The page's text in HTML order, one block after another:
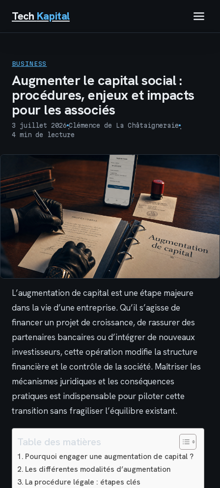
Tech Kapital
BUSINESS
MARKETING
BUSINESS
Augmenter le capital social :
procédures, enjeux et impacts
pour les associés
3 juillet 2026
·
Clémence de La Châtaigneraie
·
4 min de lecture
L’augmentation de capital est une étape majeure
dans la vie d’une entreprise. Qu’il s’agisse de
financer un projet de croissance, de rassurer des
partenaires bancaires ou d’intégrer de nouveaux
investisseurs, cette opération modifie la structure
financière et le contrôle de la société. Maîtriser les
mécanismes juridiques et les conséquences
pratiques est indispensable pour piloter cette
transition sans fragiliser l’équilibre existant.
Table des matières
Pourquoi engager une augmentation de capital ?
Les différentes modalités d’augmentation
La procédure légale : étapes clés